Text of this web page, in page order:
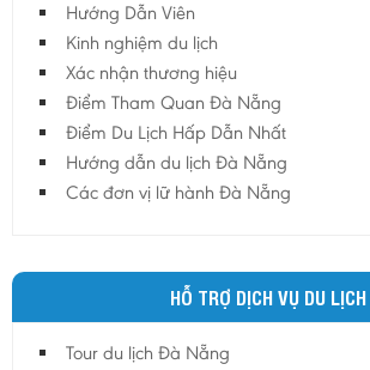
Hòa Bình
Hậu Giang
Hải Dương
Hải Phòng
Hưng Yên
Lào Cai
Lâm Đồng
Hướng Dẫn Viên
Kinh nghiệm du lịch
Xác nhận thương hiệu
Điểm Tham Quan Đà Nẵng
Điểm Du Lịch Hấp Dẫn Nhất
Hướng dẫn du lịch Đà Nẵng
Các đơn vị lữ hành Đà Nẵng
HỖ TRỢ DỊCH VỤ DU LỊCH
Tour du lịch Đà Nẵng